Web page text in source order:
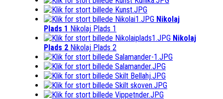
Nikolaj
Plads 1 Nikolaj Plads 1
Nikolaj
Plads 2 Nikolaj Plads 2